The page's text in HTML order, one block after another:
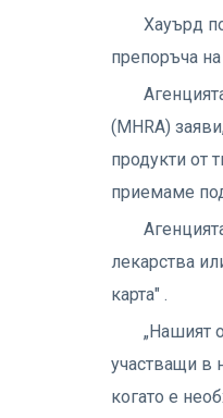
Хауърд
препоръча
(MHRA)
продукти от
приемаме
лекарства
карта" .
„Нашият
участващи в
когато е